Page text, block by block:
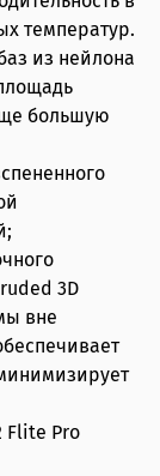
температур.
из нейлона
большую
3D
вне
Flite Pro